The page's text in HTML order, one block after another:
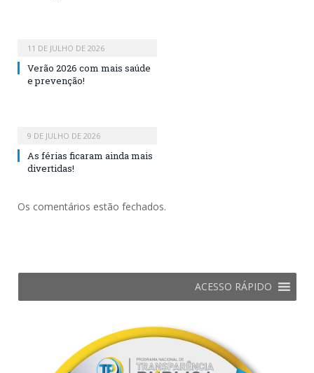
11 DE JULHO DE 2026
Verão 2026 com mais saúde
e prevenção!
9 DE JULHO DE 2026
As férias ficaram ainda mais
divertidas!
Os comentários estão fechados.
ACESSO RÁPIDO